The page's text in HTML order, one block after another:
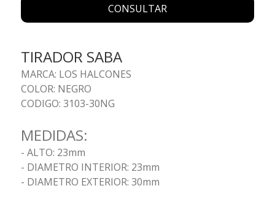
CONSULTAR
TIRADOR SABA
MARCA: LOS HALCONES
COLOR: NEGRO
CODIGO: 3103-30NG
MEDIDAS:
- ALTO: 23mm
- DIAMETRO INTERIOR: 23mm
- DIAMETRO EXTERIOR: 30mm